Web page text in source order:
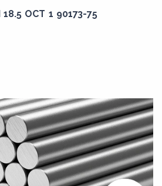
ОСТ 1 90173-75